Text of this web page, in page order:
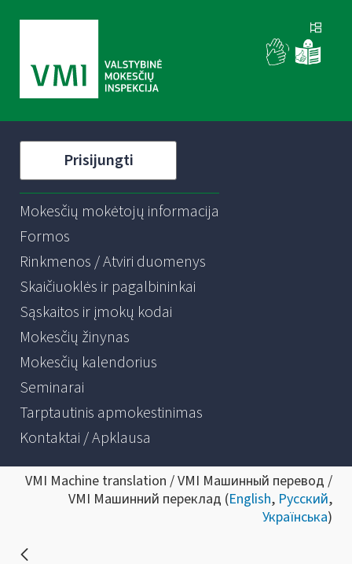
Prisijungti
Mokesčių mokėtojų informacija
Formos
Rinkmenos / Atviri duomenys
Skaičiuoklės ir pagalbininkai
Sąskaitos ir įmokų kodai
Mokesčių žinynas
Mokesčių kalendorius
Seminarai
Tarptautinis apmokestinimas
Kontaktai / Apklausa
VMI Machine translation / VMI Машинный перевод /
VMI Машинний переклад (English, Русский,
Українська)